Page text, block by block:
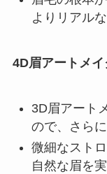
よりリアル
4D眉アートメイ
3D眉アート
ので、さら
微細なスト
自然な眉を